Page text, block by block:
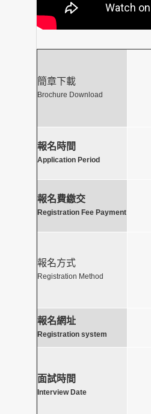
簡章下載
Brochure Download
報名時間
Application Period
報名費繳交
Registration Fee Payment
報名方式
Registration Method
報名網址
Registration system
面試時間
Interview Date